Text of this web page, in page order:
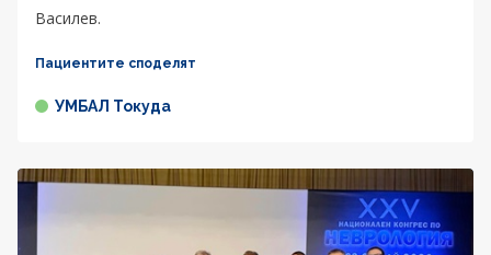
Василев.
Пациентите споделят
УМБАЛ Токуда